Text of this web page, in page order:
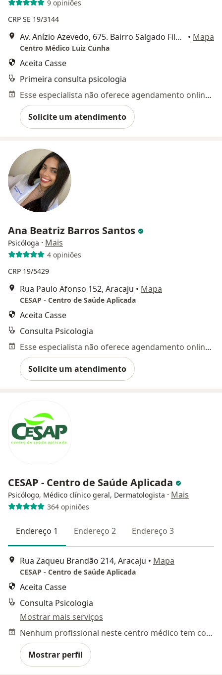
9 opiniões
CRP SE 19/3144
Av. Anízio Azevedo, 675. Bairro Salgado Filho, Aracaju • Mapa
Centro Médico Luiz Cunha
Aceita Casse
Primeira consulta psicologia
Esse especialista não oferece agendamento online para esse endereço.
Solicite um atendimento
Ana Beatriz Barros Santos
Psicóloga · Mais
4 opiniões
CRP 19/5429
Rua Paulo Afonso 152, Aracaju • Mapa
CESAP - Centro de Saúde Aplicada
Aceita Casse
Consulta Psicologia
Esse especialista não oferece agendamento online para esse endereço.
Solicite um atendimento
CESAP - Centro de Saúde Aplicada
Psicólogo, Médico clínico geral, Dermatologista · Mais
364 opiniões
Endereço 1 Endereço 2 Endereço 3
Rua Zaqueu Brandão 214, Aracaju • Mapa
CESAP - Centro de Saúde Aplicada
Aceita Casse
Consulta Psicologia
Mostrar mais serviços
Nenhum profissional neste centro médico tem consultas disponíveis
Mostrar perfil